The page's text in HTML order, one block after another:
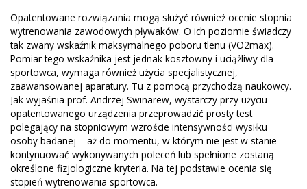
Opatentowane rozwiązania mogą służyć również ocenie stopnia
wytrenowania zawodowych pływaków. O ich poziomie świadczy
tak zwany wskaźnik maksymalnego poboru tlenu (VO2max).
Pomiar tego wskaźnika jest jednak kosztowny i uciążliwy dla
sportowca, wymaga również użycia specjalistycznej,
zaawansowanej aparatury. Tu z pomocą przychodzą naukowcy.
Jak wyjaśnia prof. Andrzej Swinarew, wystarczy przy użyciu
opatentowanego urządzenia przeprowadzić prosty test
polegający na stopniowym wzroście intensywności wysiłku
osoby badanej – aż do momentu, w którym nie jest w stanie
kontynuować wykonywanych poleceń lub spełnione zostaną
określone fizjologiczne kryteria. Na tej podstawie ocenia się
stopień wytrenowania sportowca.